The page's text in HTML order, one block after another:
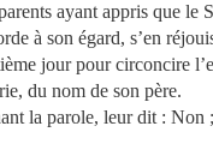
ayant appris que le
à son égard, s’en
jour pour circoncire
du nom de son père.
la parole, leur dit : Non